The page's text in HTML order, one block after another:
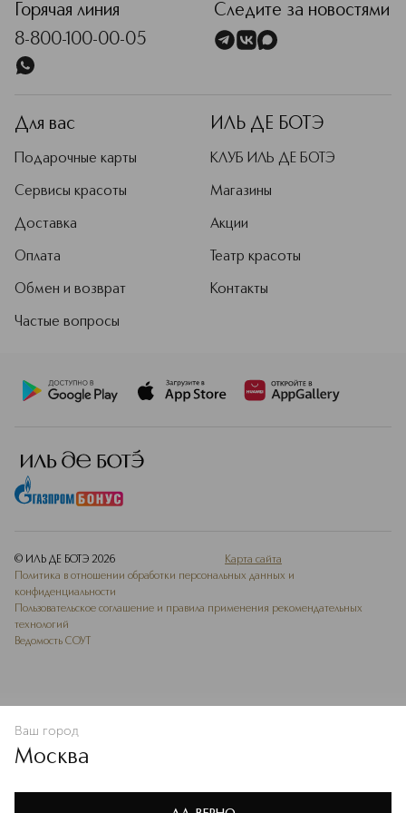
В КОРЗИНУ
Горячая линия
8-800-100-00-05
Следите за новостями
Для вас
Подарочные карты
Сервисы красоты
Доставка
Оплата
Обмен и возврат
Частые вопросы
ИЛЬ ДЕ БОТЭ
КЛУБ ИЛЬ ДЕ БОТЭ
Магазины
Акции
Театр красоты
Контакты
© ИЛЬ ДЕ БОТЭ 2026
Карта сайта
Политика в отношении обработки персональных данных и
конфиденциальности
Пользовательское соглашение и правила применения рекомендательных
технологий
Ведомость СОУТ
Ваш город
Москва